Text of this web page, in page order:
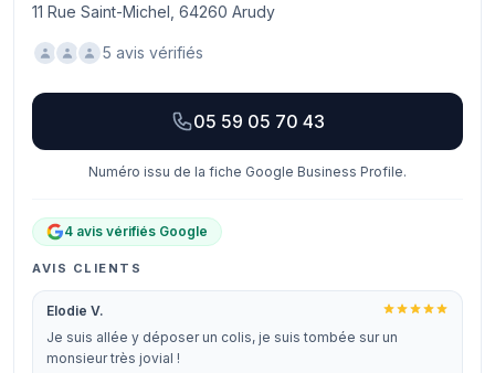
11 Rue Saint-Michel, 64260 Arudy
5 avis vérifiés
05 59 05 70 43
Numéro issu de la fiche Google Business Profile.
4 avis vérifiés Google
AVIS CLIENTS
Elodie V.
Je suis allée y déposer un colis, je suis tombée sur un
monsieur très jovial !